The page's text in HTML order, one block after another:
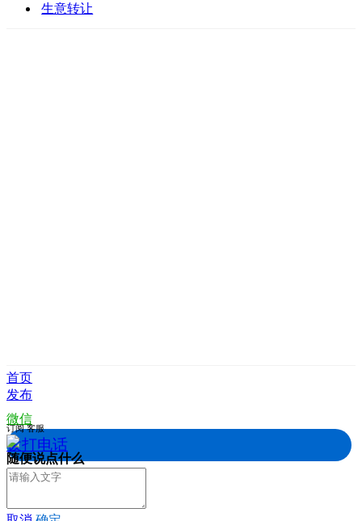
生意转让
首页
发布
微信
拨打电话
订阅 客服
随便说点什么